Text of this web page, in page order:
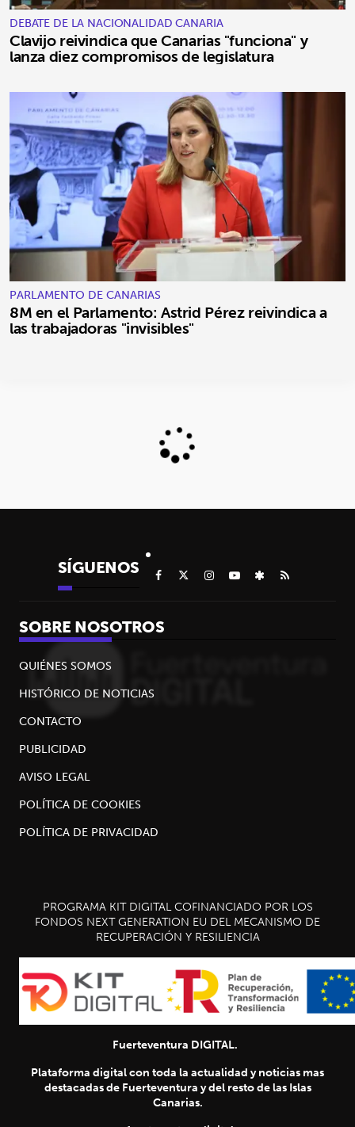
DEBATE DE LA NACIONALIDAD CANARIA
Clavijo reivindica que Canarias "funciona" y
lanza diez compromisos de legislatura
PARLAMENTO DE CANARIAS
8M en el Parlamento: Astrid Pérez reivindica a
las trabajadoras "invisibles"
SÍGUENOS
SOBRE NOSOTROS
QUIÉNES SOMOS
HISTÓRICO DE NOTICIAS
CONTACTO
PUBLICIDAD
AVISO LEGAL
POLÍTICA DE COOKIES
POLÍTICA DE PRIVACIDAD
PROGRAMA KIT DIGITAL COFINANCIADO POR LOS
FONDOS NEXT GENERATION EU DEL MECANISMO DE
RECUPERACIÓN Y RESILIENCIA
Fuerteventura DIGITAL.
Plataforma digital con toda la actualidad y noticias mas
destacadas de Fuerteventura y del resto de las Islas
Canarias.